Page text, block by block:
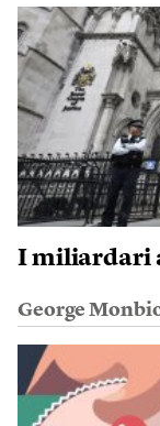
I miliardari
George